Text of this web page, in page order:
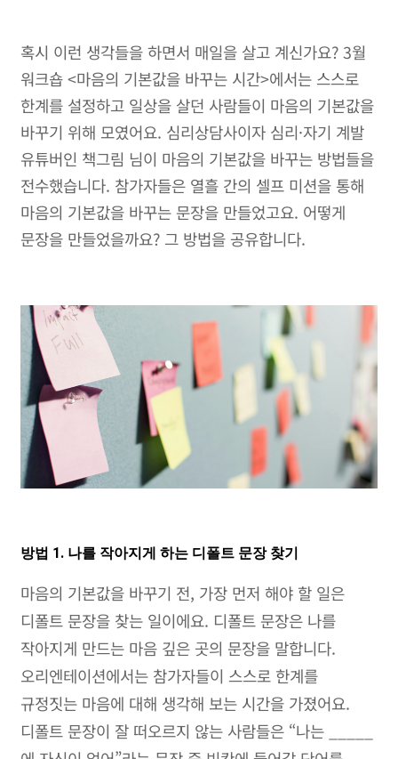
혹시 이런 생각들을 하면서 매일을 살고 계신가요? 3월
워크숍 <마음의 기본값을 바꾸는 시간>에서는 스스로
한계를 설정하고 일상을 살던 사람들이 마음의 기본값을
바꾸기 위해 모였어요. 심리상담사이자 심리·자기 계발
유튜버인 책그림 님이 마음의 기본값을 바꾸는 방법들을
전수했습니다. 참가자들은 열흘 간의 셀프 미션을 통해
마음의 기본값을 바꾸는 문장을 만들었고요. 어떻게
문장을 만들었을까요? 그 방법을 공유합니다.
방법 1. 나를 작아지게 하는 디폴트 문장 찾기
마음의 기본값을 바꾸기 전, 가장 먼저 해야 할 일은
디폴트 문장을 찾는 일이에요. 디폴트 문장은 나를
작아지게 만드는 마음 깊은 곳의 문장을 말합니다.
오리엔테이션에서는 참가자들이 스스로 한계를
규정짓는 마음에 대해 생각해 보는 시간을 가졌어요.
디폴트 문장이 잘 떠오르지 않는 사람들은 “나는 _____